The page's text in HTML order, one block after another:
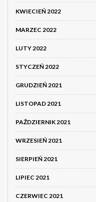
KWIECIEŃ 2022
MARZEC 2022
LUTY 2022
STYCZEŃ 2022
GRUDZIEŃ 2021
LISTOPAD 2021
PAŹDZIERNIK 2021
WRZESIEŃ 2021
SIERPIEŃ 2021
LIPIEC 2021
CZERWIEC 2021